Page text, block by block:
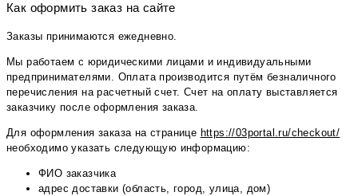
Как оформить заказ на сайте
Заказы принимаются ежедневно.
Мы работаем с юридическими лицами и индивидуальными
предпринимателями. Оплата производится путём безналичного
перечисления на расчетный счет. Счет на оплату выставляется
заказчику после оформления заказа.
Для оформления заказа на странице https://03portal.ru/checkout/
необходимо указать следующую информацию:
ФИО заказчика
адрес доставки (область, город, улица, дом)